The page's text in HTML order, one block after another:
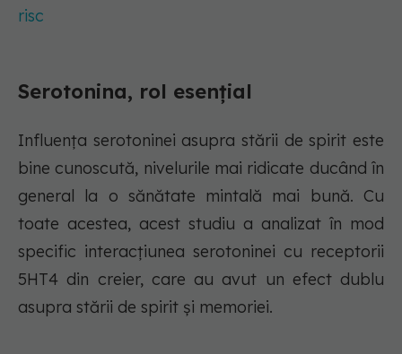
risc
Serotonina, rol esențial
Influența serotoninei asupra stării de spirit este
bine cunoscută, nivelurile mai ridicate ducând în
general la o sănătate mintală mai bună. Cu
toate acestea, acest studiu a analizat în mod
specific interacțiunea serotoninei cu receptorii
5HT4 din creier, care au avut un efect dublu
asupra stării de spirit și memoriei.